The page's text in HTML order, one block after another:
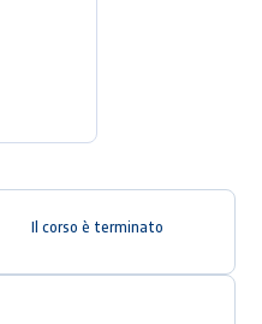
Il corso è terminato